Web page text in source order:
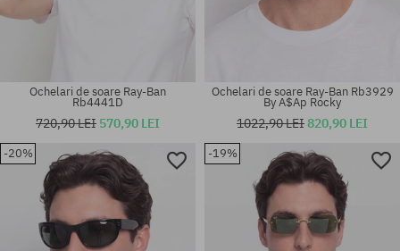
Mărimi existente:
Mărimi existente:
Ochelari de soare Ray-Ban
Rb4441D
720,90 LEI 570,90 LEI
Ochelari de soare Ray-Ban Rb3929
By A$Ap Rocky
1022,90 LEI820,90 LEI
-20% -19%